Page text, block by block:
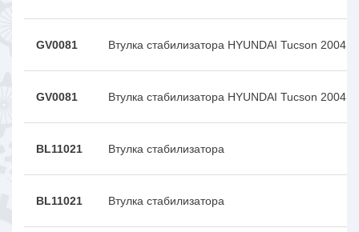
GV0081 Втулка стабилизатора HYUNDAI Tucson 2004
GV0081 Втулка стабилизатора HYUNDAI Tucson 2004
BL11021 Втулка стабилизатора
BL11021 Втулка стабилизатора